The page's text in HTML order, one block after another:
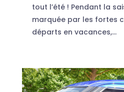
tout l’été ! Pendant la
marquée par les fortes
départs en vacances,...